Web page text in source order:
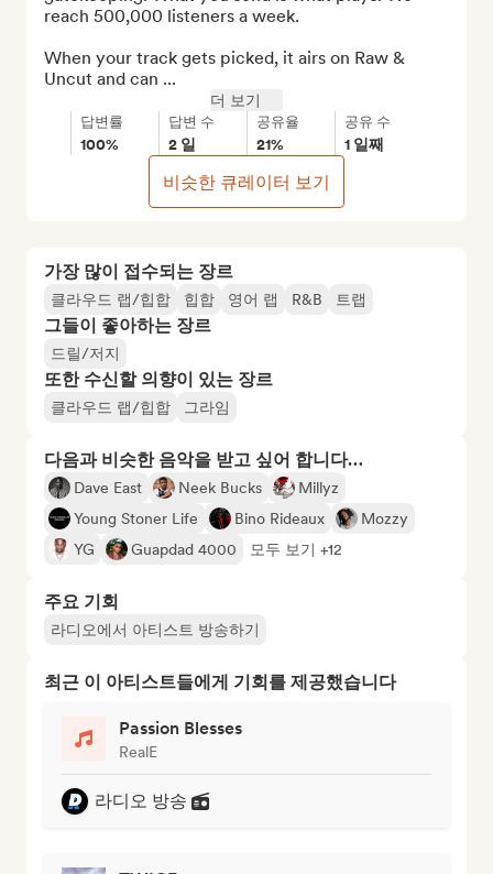
가장 많이 접수되는 장르
클라우드 랩/힙합 힙합 영어 랩 R&B 트랩
그들이 좋아하는 장르
드릴/저지
또한 수신할 의향이 있는 장르
클라우드 랩/힙합 그라임
다음과 비슷한 음악을 받고 싶어 합니다…
Dave East Neek Bucks
Millyz
Young Stoner Life
Bino Rideaux
Mozzy
YG
Guapdad 4000 모두 보기 +12
주요 기회
라디오에서 아티스트 방송하기
최근 이 아티스트들에게 기회를 제공했습니다
Passion Blesses
RealE
라디오 방송
reach 500,000 listeners a week.
When your track gets picked, it airs on Raw &
Uncut and can ...
더 보기
답변률
100%
답변 수
2 일
공유율
21%
공유 수
1 일째
비슷한 큐레이터 보기